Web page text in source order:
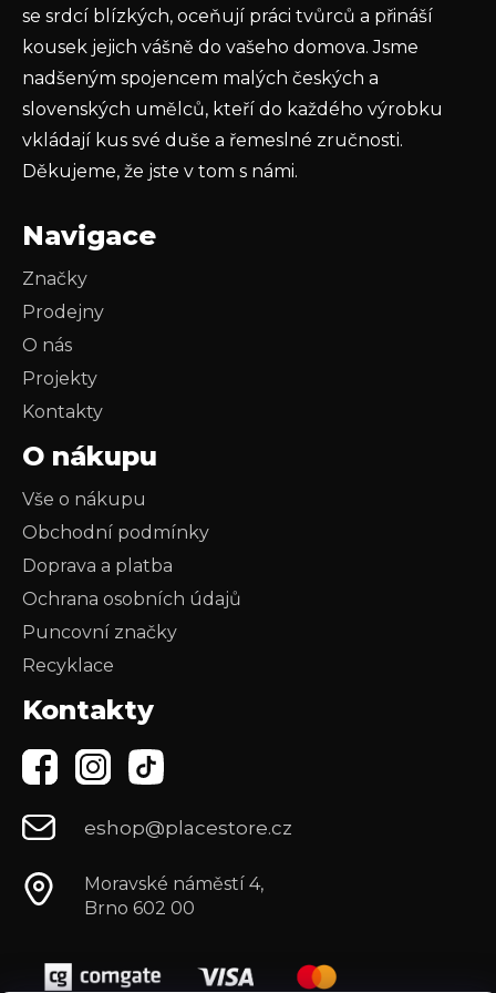
PŘIHLÁSIT SE
se srdcí blízkých, oceňují práci tvůrců a přináší
kousek jejich vášně do vašeho domova. Jsme
nadšeným spojencem malých českých a
slovenských umělců, kteří do každého výrobku
vkládají kus své duše a řemeslné zručnosti.
Děkujeme, že jste v tom s námi.
Navigace
Značky
Prodejny
O nás
Projekty
Kontakty
O nákupu
Vše o nákupu
Obchodní podmínky
Doprava a platba
Ochrana osobních údajů
Puncovní značky
Recyklace
Kontakty
eshop@placestore.cz
Moravské náměstí 4,
Brno 602 00